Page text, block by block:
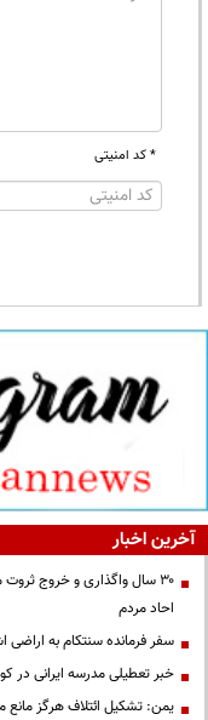
* کد امنیتی
آخرین اخبار
۳۰ سال واگذاری و خروج
احاد مردم
سفر فرمانده سنتکام به اراضی
خبر تعطیلی مدرسه ایرانی در
یمن: تشکیل ائتلاف هرگز